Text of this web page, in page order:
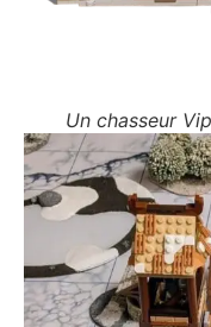
Un chasseur